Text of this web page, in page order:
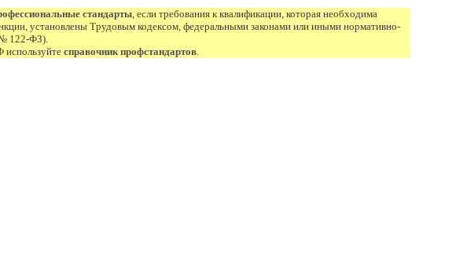
стандарты, если требования к квалификации, которая необходима
установлены Трудовым кодексом, федеральными законами или иными нормативно-
№ 122-ФЗ).
используйте справочник профстандартов.